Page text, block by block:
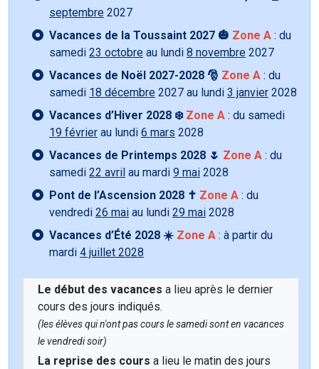
septembre 2027
Vacances de la Toussaint 2027 🎃 Zone A : du
samedi 23 octobre au lundi 8 novembre 2027
Vacances de Noël 2027-2028 🎅 Zone A : du
samedi 18 décembre 2027 au lundi 3 janvier 2028
Vacances d’Hiver 2028 ❄️ Zone A : du samedi
19 février au lundi 6 mars 2028
Vacances de Printemps 2028 🌷 Zone A : du
samedi 22 avril au mardi 9 mai 2028
Pont de l’Ascension 2028 ✝️ Zone A : du
vendredi 26 mai au lundi 29 mai 2028
Vacances d’Été 2028 ☀️ Zone A : à partir du
mardi 4 juillet 2028
Le début des vacances a lieu après le dernier
cours des jours indiqués.
(les élèves qui n'ont pas cours le samedi sont en vacances
le vendredi soir)
La reprise des cours a lieu le matin des jours